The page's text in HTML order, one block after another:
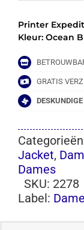
DAMES
Printer
Kleur: Ocean
GRATIS
Jacket,
Dames
SKU: 2278
Label: